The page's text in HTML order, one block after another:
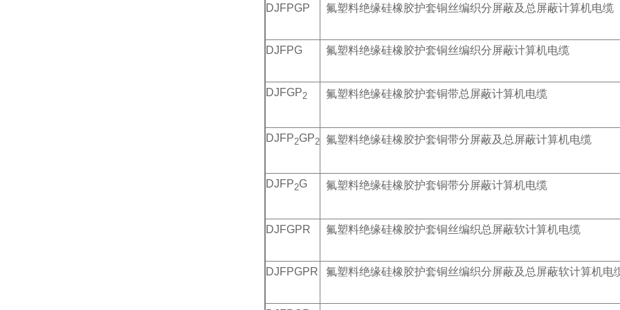
DJFPGP 氟塑料绝缘硅橡胶护套铜丝编织分屏蔽及总屏蔽计算机电缆
DJFPG 氟塑料绝缘硅橡胶护套铜丝编织分屏蔽计算机电缆
DJFGP2 氟塑料绝缘硅橡胶护套铜带总屏蔽计算机电缆
DJFP2GP2 氟塑料绝缘硅橡胶护套铜带分屏蔽及总屏蔽计算机电缆
DJFP2G 氟塑料绝缘硅橡胶护套铜带分屏蔽计算机电缆
DJFGPR 氟塑料绝缘硅橡胶护套铜丝编织总屏蔽软计算机电缆
DJFPGPR 氟塑料绝缘硅橡胶护套铜丝编织分屏蔽及总屏蔽软计算机电